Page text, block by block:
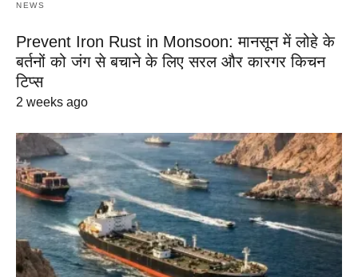
NEWS
Prevent Iron Rust in Monsoon: मानसून में लोहे के
बर्तनों को जंग से बचाने के लिए सरल और कारगर किचन
टिप्स
2 weeks ago